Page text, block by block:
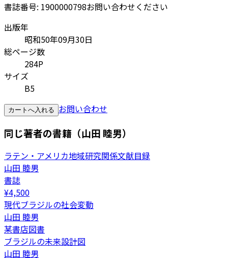
書誌番号: 1900000798お問い合わせください
出版年
昭和50年09月30日
総ページ数
284P
サイズ
B5
カートへ入れる お問い合わせ
同じ著者の書籍（山田 睦男）
ラテン・アメリカ地域研究関係文献目録
山田 睦男
書誌
¥4,500
現代ブラジルの社会変動
山田 睦男
某書店図書
ブラジルの未来設計図
山田 睦男